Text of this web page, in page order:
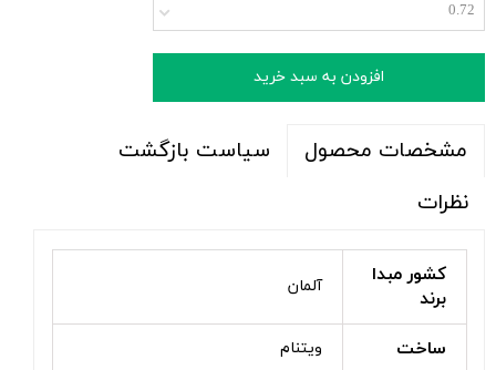
0.72
افزودن به سبد خرید
مشخصات محصول
سیاست بازگشت
نظرات
کشور مبدا
برند
آلمان
ساخت ویتنام